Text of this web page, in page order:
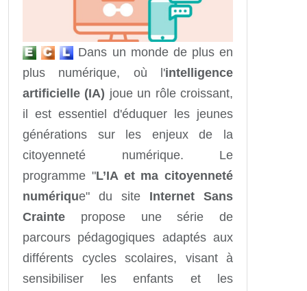
Dans un monde de plus en
plus numérique, où l'intelligence
artificielle (IA) joue un rôle croissant,
il est essentiel d'éduquer les jeunes
générations sur les enjeux de la
citoyenneté numérique. Le
programme "L’IA et ma citoyenneté
numérique" du site Internet Sans
Crainte propose une série de
parcours pédagogiques adaptés aux
différents cycles scolaires, visant à
sensibiliser les enfants et les